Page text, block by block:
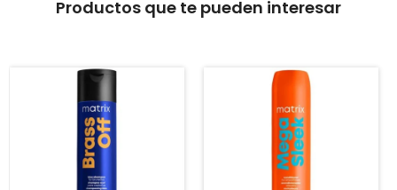
Productos que te pueden interesar